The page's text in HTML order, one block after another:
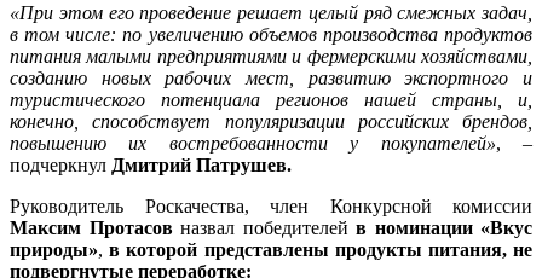
«При этом его проведение решает целый ряд смежных задач,
в том числе: по увеличению объемов производства продуктов
питания малыми предприятиями и фермерскими хозяйствами,
созданию новых рабочих мест, развитию экспортного и
туристического потенциала регионов нашей страны, и,
конечно, способствует популяризации российских брендов,
повышению их востребованности у покупателей», –
подчеркнул Дмитрий Патрушев.
Руководитель Роскачества, член Конкурсной комиссии
Максим Протасовназвал победителей в номинации «Вкус
природы»,в которой представлены продукты питания, не
подвергнутые переработке: